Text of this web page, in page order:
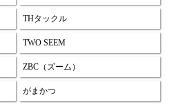
THタックル
TWO SEEM
ZBC（ズーム）
がまかつ